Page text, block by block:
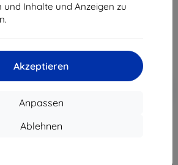
und Inhalte und Anzeigen zu
Akzeptieren
Anpassen
Ablehnen
Gutschein
In den